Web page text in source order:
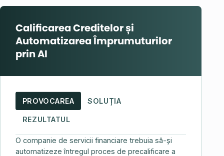
Calificarea Creditelor și
Automatizarea Împrumuturilor
prin AI
PROVOCAREA SOLUȚIA
REZULTATUL
O companie de servicii financiare trebuia să-și
automatizeze întregul proces de precalificare a